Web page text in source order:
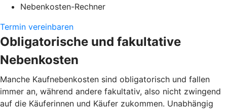
Nebenkosten-Rechner
Termin vereinbaren
Obligatorische und fakultative
Nebenkosten
Manche Kaufnebenkosten sind obligatorisch und fallen
immer an, während andere fakultativ, also nicht zwingend
auf die Käuferinnen und Käufer zukommen. Unabhängig